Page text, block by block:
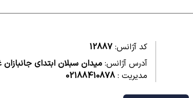
کد آژانس: 12887
آدرس آژانس: میدان سبلان ابتدای جانبازان
مدیریت : 02188410878